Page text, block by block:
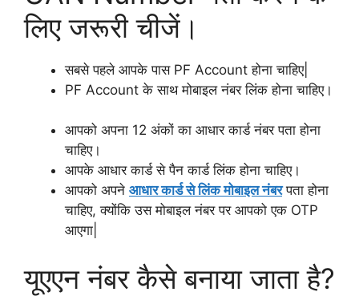
लिए जरूरी चीजें।
सबसे पहले आपके पास PF Account होना चाहिए|
PF Account के साथ मोबाइल नंबर लिंक होना चाहिए।
आपको अपना 12 अंकों का आधार कार्ड नंबर पता होना
चाहिए।
आपके आधार कार्ड से पैन कार्ड लिंक होना चाहिए।
आपको अपने आधार कार्ड से लिंक मोबाइल नंबरपता होना
चाहिए, क्योंकि उस मोबाइल नंबर पर आपको एक OTP
आएगा|
यूएएन नंबर कैसे बनाया जाता है?